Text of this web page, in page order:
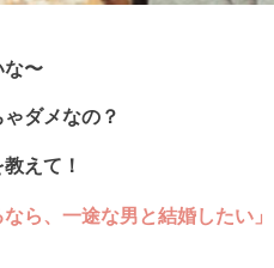
な〜
ダメなの？
えて！
なら、一途な男と結婚したい」